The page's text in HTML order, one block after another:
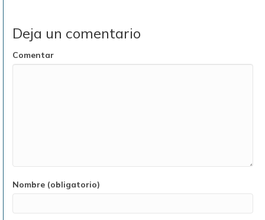
Deja un comentario
Comentar
Nombre (obligatorio)